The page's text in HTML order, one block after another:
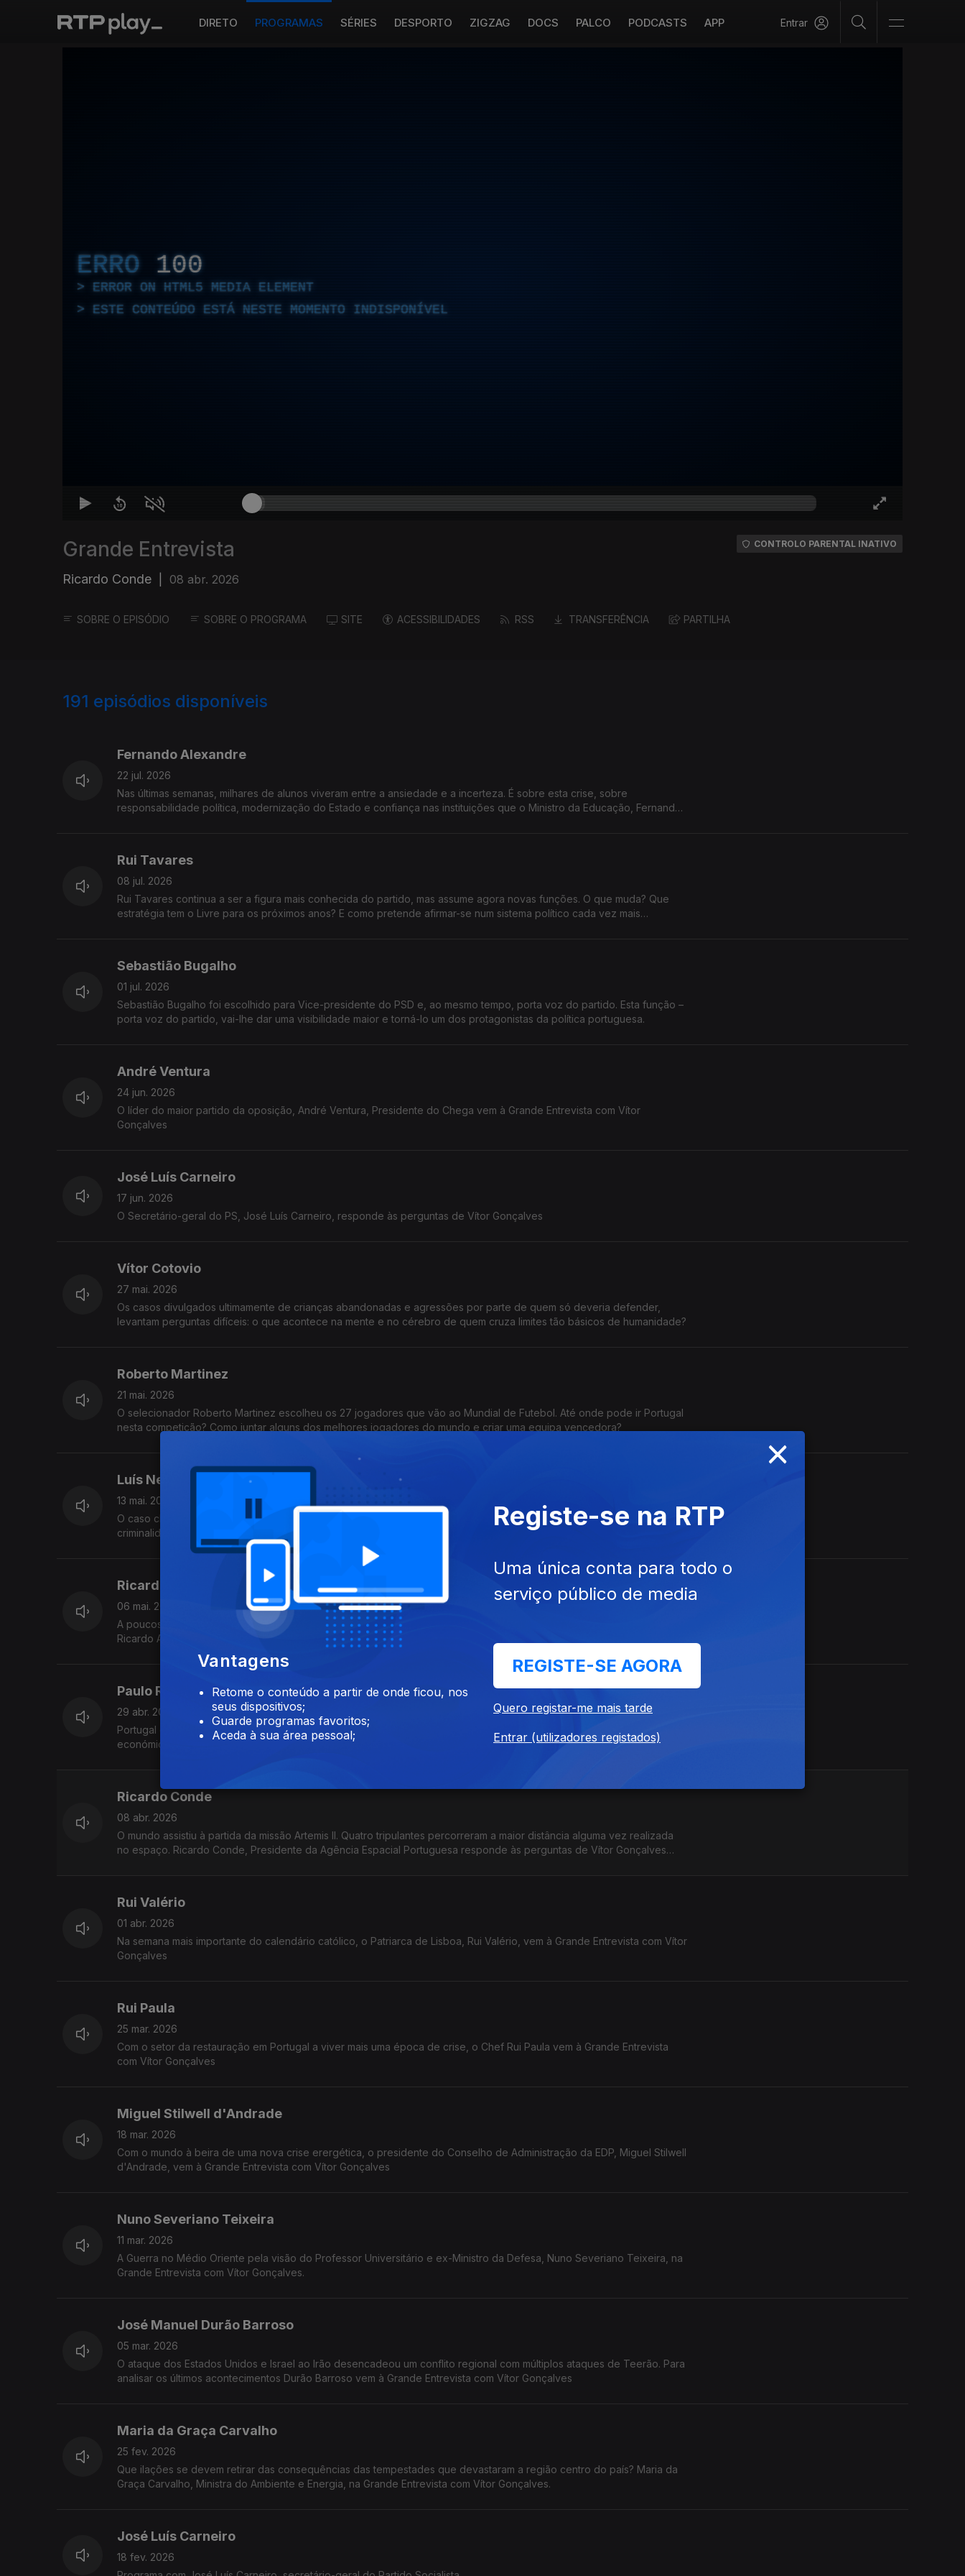
DIRETO PROGRAMAS SÉRIES DESPORTO ZIGZAG DOCS PALCO PODCASTS APP Entrar
ERRO 100
ERROR ON HTML5 MEDIA ELEMENT
ESTE CONTEÚDO ESTÁ NESTE MOMENTO INDISPONÍVEL
Grande Entrevista
Ricardo Conde 08 abr. 2026
CONTROLO PARENTAL INATIVO
SOBRE O EPISÓDIO SOBRE O PROGRAMA SITE ACESSIBILIDADES RSS TRANSFERÊNCIA PARTILHA
191 episódios disponíveis
Fernando Alexandre
22 jul. 2026
Nas últimas semanas, milhares de alunos viveram entre a ansiedade e a incerteza. É sobre esta crise, sobre
responsabilidade política, modernização do Estado e confiança nas instituições que o Ministro da Educação, Fernando
Rui Tavares
08 jul. 2026
Rui Tavares continua a ser a figura mais conhecida do partido, mas assume agora novas funções. O que muda? Que
estratégia tem o Livre para os próximos anos? E como pretende afirmar-se num sistema político cada vez mais
Sebastião Bugalho
01 jul. 2026
Sebastião Bugalho foi escolhido para Vice-presidente do PSD e, ao mesmo tempo, porta voz do partido. Esta função –
porta voz do partido, vai-lhe dar uma visibilidade maior e torná-lo um dos protagonistas da política portuguesa.
André Ventura
24 jun. 2026
O líder do maior partido da oposição, André Ventura, Presidente do Chega vem à Grande Entrevista com Vítor
Gonçalves
José Luís Carneiro
17 jun. 2026
O Secretário-geral do PS, José Luís Carneiro, responde às perguntas de Vítor Gonçalves
Vítor Cotovio
27 mai. 2026
Os casos divulgados ultimamente de crianças abandonadas e agressões por parte de quem só deveria defender,
levantam perguntas difíceis: o que acontece na mente e no cérebro de quem cruza limites tão básicos de humanidade?
Roberto Martinez
21 mai. 2026
O selecionador Roberto Martinez escolheu os 27 jogadores que vão ao Mundial de Futebol. Até onde pode ir Portugal
nesta competição? Como juntar alguns dos melhores jogadores do mundo e criar uma equipa vencedora?
Luís Neves
13 mai. 2026
O caso chocante dos polícias detidos no Largo do Rato; a preparação para o período dos incêndios; a segurança e a
criminalidade no país. Temas para a entrevista ao Ministro da Administração Interna, Luís Neves, na Grande Entrevista
com Vitor Gonçalves.
Ricardo Araújo Pereira
06 mai. 2026
A poucos dias da apresentação em Lisboa do espetáculo de stand-up "Verificando se você é humano", o humorista
Ricardo Araújo Pereira vem à Grande Entrevista com Vítor Gonçalves
Paulo Rangel
29 abr. 2026
Portugal e a Guerra no Mundo. O que mudou com o ataque ao Irão. A posição de Portugal no conflito. Os impactos
económicos e políticos da guerra. O Ministro de Estado e dos Negócios Estrangeiros, Paulo Rangel, na Grande
Ricardo Conde
08 abr. 2026
O mundo assistiu à partida da missão Artemis II. Quatro tripulantes percorreram a maior distância alguma vez realizada
no espaço. Ricardo Conde, Presidente da Agência Espacial Portuguesa responde às perguntas de Vítor Gonçalves
Rui Valério
01 abr. 2026
Na semana mais importante do calendário católico, o Patriarca de Lisboa, Rui Valério, vem à Grande Entrevista com Vítor
Gonçalves
Rui Paula
25 mar. 2026
Com o setor da restauração em Portugal a viver mais uma época de crise, o Chef Rui Paula vem à Grande Entrevista
com Vítor Gonçalves
Miguel Stilwell d'Andrade
18 mar. 2026
Com o mundo à beira de uma nova crise erergética, o presidente do Conselho de Administração da EDP, Miguel Stilwell
d'Andrade, vem à Grande Entrevista com Vítor Gonçalves
Nuno Severiano Teixeira
11 mar. 2026
A Guerra no Médio Oriente pela visão do Professor Universitário e ex-Ministro da Defesa, Nuno Severiano Teixeira, na
Grande Entrevista com Vítor Gonçalves.
José Manuel Durão Barroso
05 mar. 2026
O ataque dos Estados Unidos e Israel ao Irão desencadeou um conflito regional com múltiplos ataques de Teerão. Para
analisar os últimos acontecimentos Durão Barroso vem à Grande Entrevista com Vítor Gonçalves
Maria da Graça Carvalho
25 fev. 2026
Que ilações se devem retirar das consequências das tempestades que devastaram a região centro do país? Maria da
Graça Carvalho, Ministra do Ambiente e Energia, na Grande Entrevista com Vítor Gonçalves.
José Luís Carneiro
18 fev. 2026
×
Vantagens
Retome o conteúdo a partir de onde ficou, nos
seus dispositivos;
Guarde programas favoritos;
Aceda à sua área pessoal;
Registe-se na RTP
Uma única conta para todo o
serviço público de media
REGISTE-SE AGORA
Quero registar-me mais tarde
Entrar (utilizadores registados)